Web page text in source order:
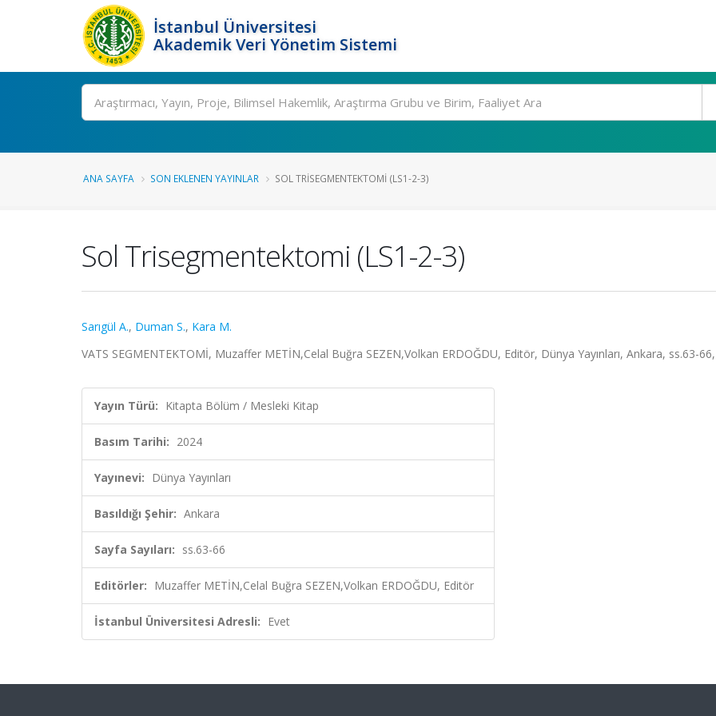
İstanbul Üniversitesi
Akademik Veri Yönetim Sistemi
Ara
ANA SAYFA SON EKLENEN YAYINLAR SOL TRISEGMENTEKTOMI (LS1-2-3)
Sol Trisegmentektomi (LS1-2-3)
Sarıgül A., Duman S., Kara M.
VATS SEGMENTEKTOMİ, Muzaffer METİN,Celal Buğra SEZEN,Volkan ERDOĞDU, Editör, Dünya Yayınları, Ankara, ss.63-
Yayın Türü: Kitapta Bölüm / Mesleki Kitap
Basım Tarihi: 2024
Yayınevi: Dünya Yayınları
Basıldığı Şehir: Ankara
Sayfa Sayıları: ss.63-66
Editörler: Muzaffer METİN,Celal Buğra SEZEN,Volkan ERDOĞDU, Editör
İstanbul Üniversitesi Adresli: Evet